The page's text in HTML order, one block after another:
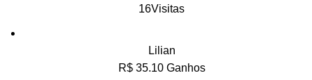
16Visitas
Lilian
R$ 35.10 Ganhos